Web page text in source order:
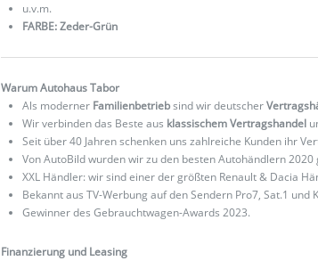
u.v.m.
FARBE: Zeder-Grün
Warum Autohaus Tabor
Als moderner Familienbetriebsind wir deutscher
Wir verbinden das Beste aus klassischem Vertragshandel
Seit über 40 Jahren schenken uns zahlreiche Kunden ihr
Von AutoBild wurden wir zu den besten Autohändlern 2020
XXL Händler: wir sind einer der größten Renault & Dacia
Bekannt aus TV-Werbung auf den Sendern Pro7, Sat.1 und
Gewinner des Gebrauchtwagen-Awards 2023.
Finanzierung und Leasing